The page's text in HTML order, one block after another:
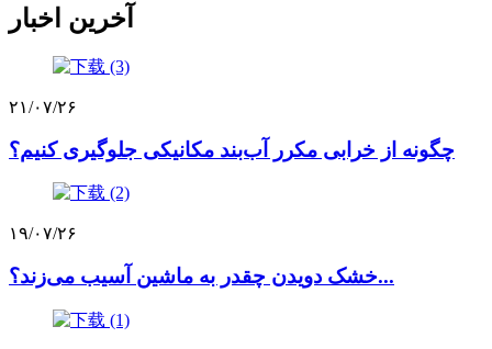
آخرین اخبار
۲۱/۰۷/۲۶
چگونه از خرابی مکرر آب‌بند مکانیکی جلوگیری کنیم؟
۱۹/۰۷/۲۶
خشک دویدن چقدر به ماشین آسیب می‌زند؟...